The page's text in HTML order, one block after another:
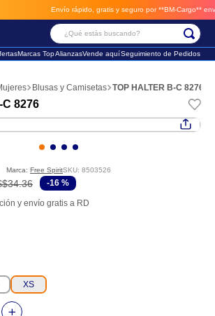
Envío rápido, gratis y seguro por **BM-Cargo** envios
¿Qué estás buscando?
Marcas TopAlianzasVende aquíSeguimiento de Pedidos
Blusas y Camisetas TOP HALTER B-C 8276
8276
Marca: Free SpiritSKU: 8503526
34.36 -16 %
y envío gratis a RD
XS